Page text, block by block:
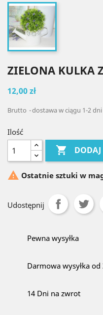
ZIELONA KULKA
12,00 zł
Brutto dostawa w ciągu 1-2
Ilość

 Ostatnie sztuki w
Udostępnij
Pewna wysyłka
Darmowa wysyłka od
14 Dni na zwrot